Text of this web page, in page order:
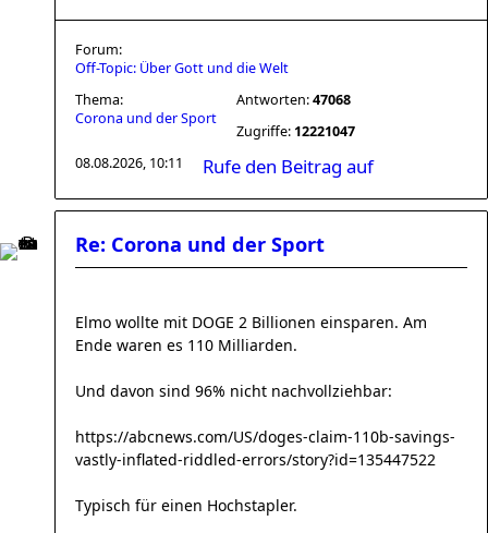
Forum:
Off-Topic: Über Gott und die Welt
Thema:
Corona und der Sport
Antworten:47068
Zugriffe: 12221047
08.08.2026, 10:11
Rufe den Beitrag auf
Re: Corona und der Sport
Elmo wollte mit DOGE 2 Billionen einsparen. Am
Ende waren es 110 Milliarden.
Und davon sind 96% nicht nachvollziehbar:
https://abcnews.com/US/doges-claim-110b-savings-
vastly-inflated-riddled-errors/story?id=135447522
Typisch für einen Hochstapler.